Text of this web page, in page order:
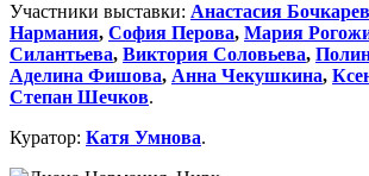
Участники выставки: Анастасия
Нармания, София Перова, Мария
Силантьева, Виктория Соловьева,
Аделина Фишова, Анна Чекушкина,
Степан Шечков.
Куратор: Катя Умнова.